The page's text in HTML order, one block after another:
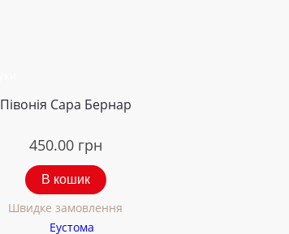
Півонія Сара Бернар
450.00 грн
В кошик
Швидке замовлення